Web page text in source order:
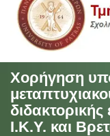
Χορήγηση
Ι.Κ.Υ. και